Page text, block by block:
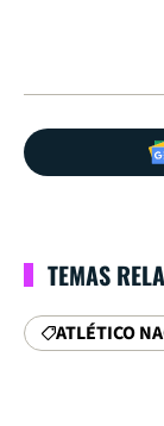
TEMAS
ATLÉTICO